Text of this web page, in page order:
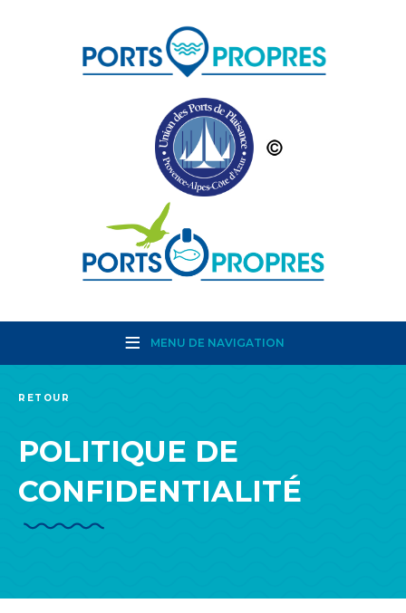
MENU DE NAVIGATION
RETOUR
POLITIQUE DE
CONFIDENTIALITÉ